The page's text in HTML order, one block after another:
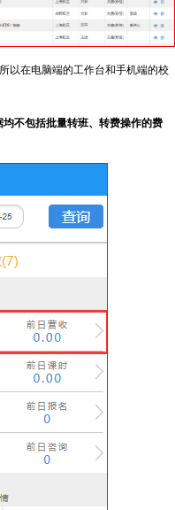
以在电脑端的工作台和手机端的校
不包括批量转班、转费操作的费